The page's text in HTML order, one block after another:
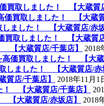
買取しました！ 【大蔵質
価買取しました！ 【大蔵質
ました！ 【大蔵質店/赤坂
買取しました！ 【大蔵質
【大蔵質店/千葉店】
2018
価買取しました！ 【大蔵
しました！ 【大蔵質店/赤
店/千葉店】
2018年11月1
！ 【大蔵質店/千葉店】
【大蔵質店/赤坂店】
2018